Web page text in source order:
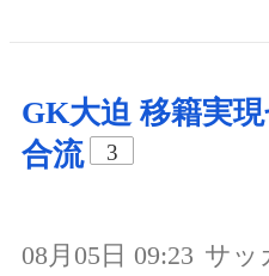
GK大迫 移籍実
合流
3
08月05日 09:23 サッ